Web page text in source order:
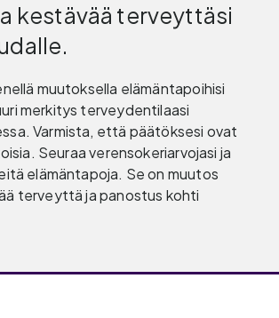
kestävää terveyttäsi
muutoksella elämäntapoihisi
merkitys terveydentilaasi
Varmista, että päätöksesi ovat
Seuraa verensokeriarvojasi ja
elämäntapoja. Se on muutos
terveyttä ja panostus kohti